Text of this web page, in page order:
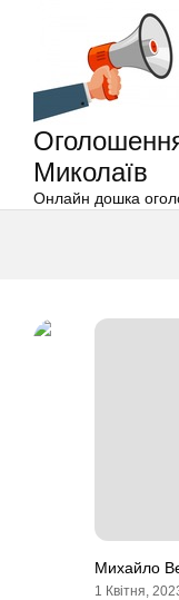
Миколаїв
Онлайн дошка
Михайло
1 Квітня,